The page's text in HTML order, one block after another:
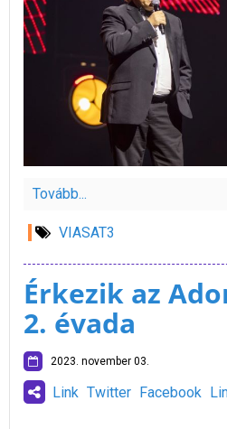
Tovább...
VIASAT3
Érkezik az
2. évada
2023. november 03.
Link Twitter Facebook